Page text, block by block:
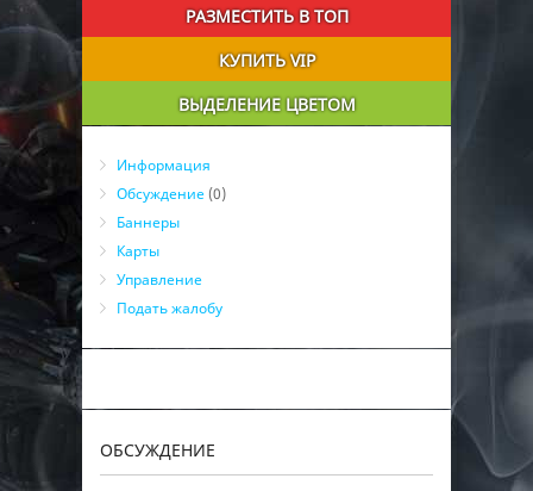
РАЗМЕСТИТЬ В ТОП
КУПИТЬ VIP
ВЫДЕЛЕНИЕ ЦВЕТОМ
Информация
Обсуждение (0)
Баннеры
Карты
Управление
Подать жалобу
ОБСУЖДЕНИЕ